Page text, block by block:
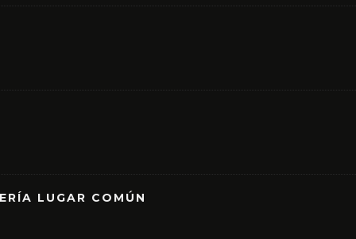
LUGAR COMÚN